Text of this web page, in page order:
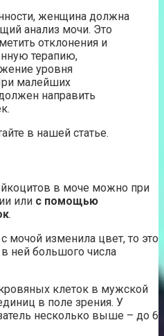
женщина должна
анализ мочи. Это
отклонения и
терапию,
уровня
малейших
направить
в нашей статье.
в моче можно при
или с помощью
.
мочой изменила цвет, то это
ней большого числа
клеток в мужской
в поле зрения. У
несколько выше – до 6